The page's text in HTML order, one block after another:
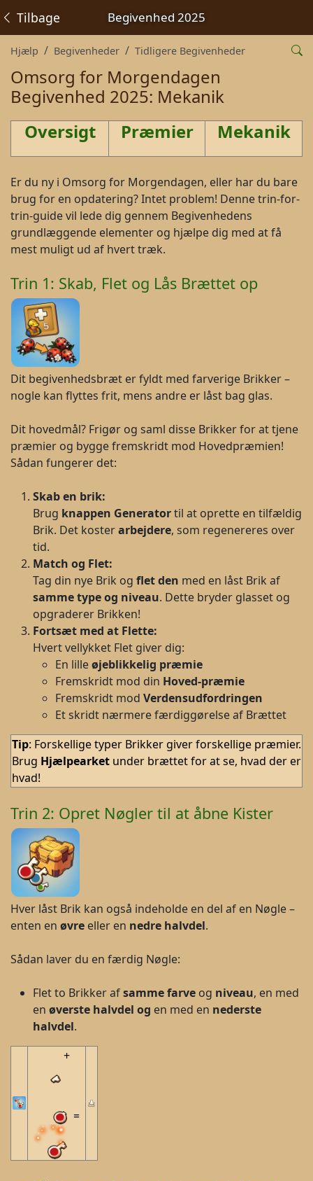
Begivenhed 2025
Tilbage
Hjælp Begivenheder Tidligere Begivenheder
Omsorg for Morgendagen
Begivenhed 2025: Mekanik
Oversigt
Præmier Mekanik
Er du ny i Omsorg for Morgendagen, eller har du bare
brug for en opdatering? Intet problem! Denne trin-for-
trin-guide vil lede dig gennem Begivenhedens
grundlæggende elementer og hjælpe dig med at få
mest muligt ud af hvert træk.
Trin 1: Skab, Flet og Lås Brættet op
Dit begivenhedsbræt er fyldt med farverige Brikker –
nogle kan flyttes frit, mens andre er låst bag glas.
Dit hovedmål? Frigør og saml disse Brikker for at tjene
præmier og bygge fremskridt mod Hovedpræmien!
Sådan fungerer det:
Skab en brik:
Brug knappen Generatortil at oprette en tilfældig
Brik. Det kosterarbejdere, som regenereres over
tid.
Match og Flet:
Tag din nye Brik og flet den med en låst Brik af
samme type og niveau. Dette bryder glasset og
opgraderer Brikken!
Fortsæt med at Flette:
Hvert vellykket Flet giver dig:
En lilleøjeblikkelig præmie
Fremskridt mod din Hoved-præmie
Fremskridt mod Verdensudfordringen
Et skridt nærmere færdiggørelse af Brættet
Tip: Forskellige typer Brikker giver forskellige præmier.
Brug Hjælpearket under brættet for at se, hvad der er
hvad!
Trin 2: Opret Nøgler til at åbne Kister
Hver låst Brik kan også indeholde en del af en Nøgle –
enten en øvre eller en nedre halvdel.
Sådan laver du en færdig Nøgle:
Flet to Brikker afsamme farve og niveau, en med
en øverste halvdel og en med en nederste
halvdel.
+
=